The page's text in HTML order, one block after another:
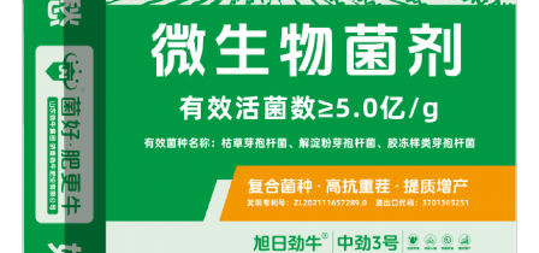
速恢复根系生理机能，预防根系因线虫的危害导致的烂
根。